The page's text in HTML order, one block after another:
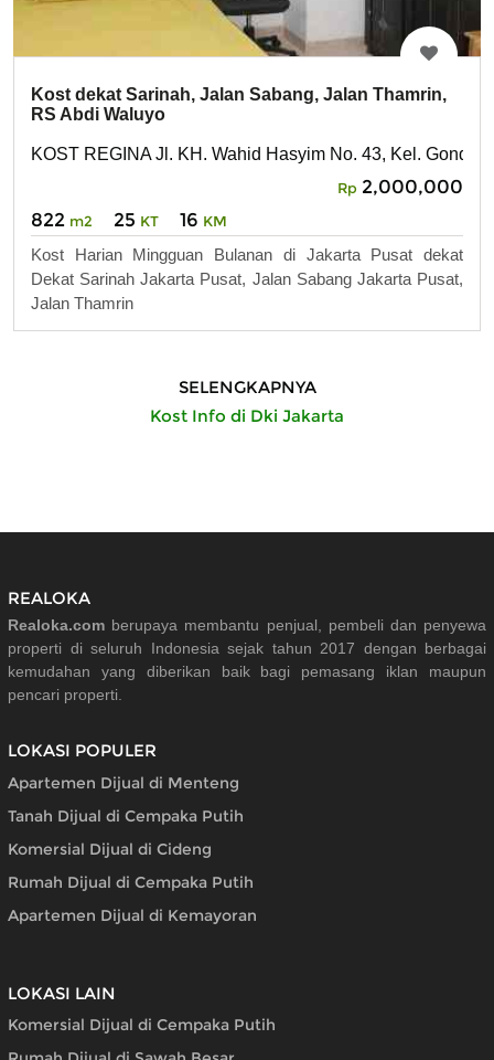
Kost dekat Sarinah, Jalan Sabang, Jalan Thamrin,
RS Abdi Waluyo
KOST REGINA Jl. KH. Wahid Hasyim No. 43, Kel.
Rp 2,000,000
822 m2 25 KT 16 KM
Kost Harian Mingguan Bulanan di Jakarta Pusat dekat
Dekat Sarinah Jakarta Pusat, Jalan Sabang Jakarta Pusat,
Jalan Thamrin
SELENGKAPNYA
Kost Info di Dki Jakarta
REALOKA
Realoka.com berupaya membantu penjual, pembeli dan penyewa
properti di seluruh Indonesia sejak tahun 2017 dengan berbagai
kemudahan yang diberikan baik bagi pemasang iklan maupun
pencari properti.
LOKASI POPULER
Apartemen Dijual di Menteng
Tanah Dijual di Cempaka Putih
Komersial Dijual di Cideng
Rumah Dijual di Cempaka Putih
Apartemen Dijual di Kemayoran
LOKASI LAIN
Komersial Dijual di Cempaka Putih